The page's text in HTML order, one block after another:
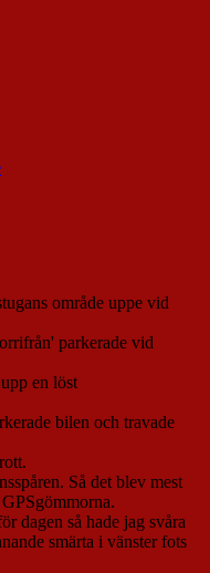
område uppe vid
parkerade vid
en löst
bilen och travade
Så det blev mest
dagen så hade jag svåra
smärta i vänster fots